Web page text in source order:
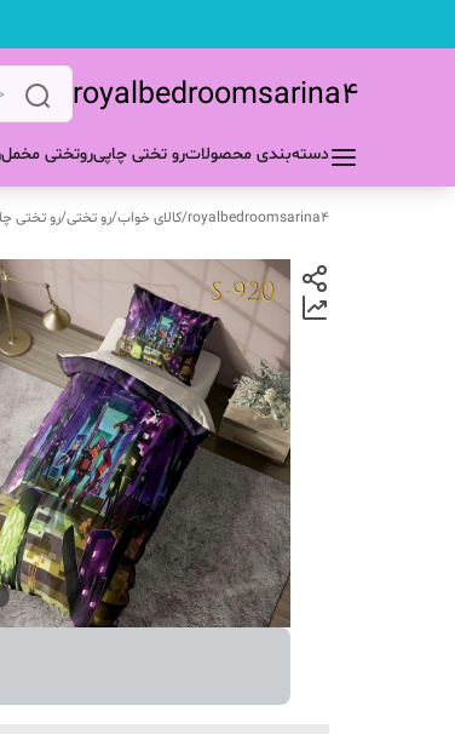
royalbedroomsarina4
دسته‌بندی محصولاترو تختی چاپیروتختی مخمل
royalbedroomsarina4
/کالای خواب/رو تختی/رو تختی